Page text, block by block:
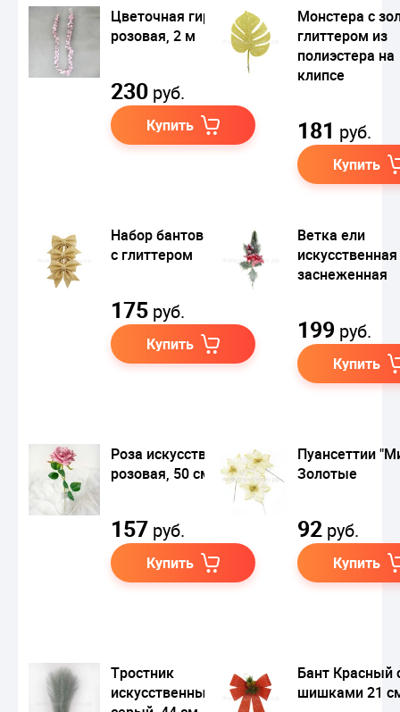
Цветочная гирлянда
розовая, 2 м
230 руб.
Купить
Монстера с
глиттером из
полиэстера на
клипсе
181 руб.
Купить
Набор бантов золото
с глиттером
175 руб.
Купить
Ветка ели
искусственная
заснеженная
199 руб.
Купить
Роза искусственная
розовая, 50 см
157 руб.
Купить
Пуансеттии
Золотые
92 руб.
Купить
Тростник
искусственный
Бант Красный
шишками 21